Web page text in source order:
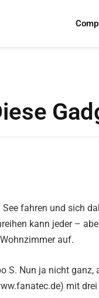
fahren und sich
kann jeder –
auf.
S. Nun ja nicht
mit